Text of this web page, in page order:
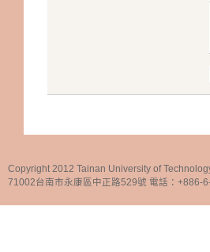
Copyright 2012 Tainan University of
71002台南市永康區中正路529號 電話：